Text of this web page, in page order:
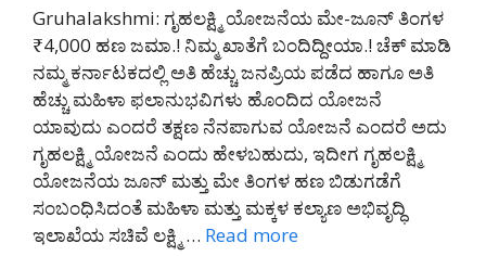
Gruhalakshmi: ಗೃಹಲಕ್ಷ್ಮಿ ಯೋಜನೆಯ ಮೇ-ಜೂನ್ ತಿಂಗಳ
₹4,000 ಹಣ ಜಮಾ.! ನಿಮ್ಮ ಖಾತೆಗೆ ಬಂದಿದ್ದೀಯಾ.! ಚೆಕ್ ಮಾಡಿ
ನಮ್ಮ ಕರ್ನಾಟಕದಲ್ಲಿ ಅತಿ ಹೆಚ್ಚು ಜನಪ್ರಿಯ ಪಡೆದ ಹಾಗೂ ಅತಿ
ಹೆಚ್ಚು ಮಹಿಳಾ ಫಲಾನುಭವಿಗಳು ಹೊಂದಿದ ಯೋಜನೆ
ಯಾವುದು ಎಂದರೆ ತಕ್ಷಣ ನೆನಪಾಗುವ ಯೋಜನೆ ಎಂದರೆ ಅದು
ಗೃಹಲಕ್ಷ್ಮಿ ಯೋಜನೆ ಎಂದು ಹೇಳಬಹುದು, ಇದೀಗ ಗೃಹಲಕ್ಷ್ಮಿ
ಯೋಜನೆಯ ಜೂನ್ ಮತ್ತು ಮೇ ತಿಂಗಳ ಹಣ ಬಿಡುಗಡೆಗೆ
ಸಂಬಂಧಿಸಿದಂತೆ ಮಹಿಳಾ ಮತ್ತು ಮಕ್ಕಳ ಕಲ್ಯಾಣ ಅಭಿವೃದ್ಧಿ
ಇಲಾಖೆಯ ಸಚಿವೆ ಲಕ್ಷ್ಮಿ … Read more